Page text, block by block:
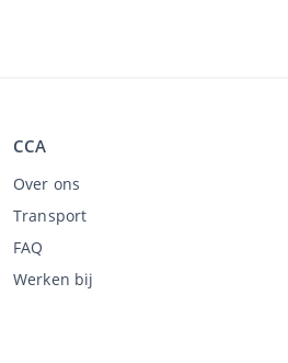
CCA
Over ons
Transport
FAQ
Werken bij